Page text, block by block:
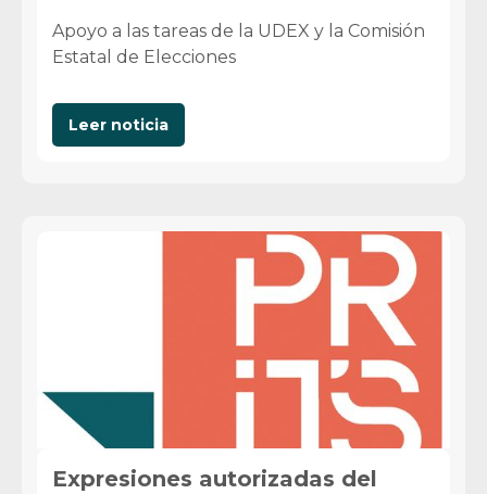
Apoyo a las tareas de la UDEX y la Comisión
Estatal de Elecciones
Leer noticia
Expresiones autorizadas del